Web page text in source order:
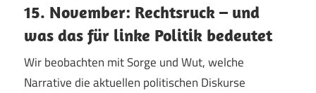
15. November: Rechtsruck – und
was das für linke Politik bedeutet
Wir beobachten mit Sorge und Wut, welche
Narrative die aktuellen politischen Diskurse